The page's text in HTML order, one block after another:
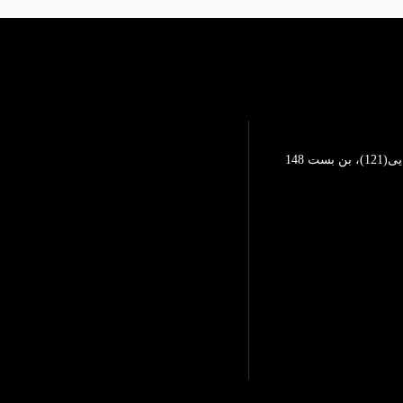
تهرانپارس، خیابان محمد رضایی(121)، بن بست 148